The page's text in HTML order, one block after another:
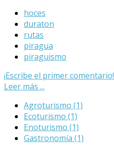
hoces
duraton
rutas
piragua
piraguismo
¡Escribe el primer comentario!
Leer más ...
Agroturismo (1)
Ecoturismo (1)
Enoturismo (1)
Gastronomía (1)